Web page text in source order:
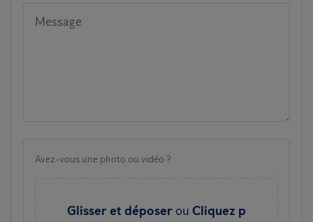
Message
Avez-vous une photo ou vidéo ?
Glisser et déposerou Cliquez p